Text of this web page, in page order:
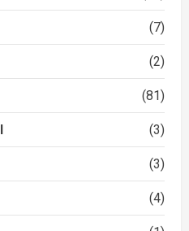
(7)
(2)
(81)
(3)
(3)
(4)